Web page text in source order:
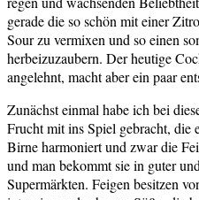
gerade die so schön mit einer
Sour zu vermixen und so einen
herbeizuzaubern. Der heutige
angelehnt, macht aber ein paar
Zunächst einmal habe ich bei
Frucht mit ins Spiel gebracht, die
Birne harmoniert und zwar die
und man bekommt sie in guter
Supermärkten. Feigen besitzen